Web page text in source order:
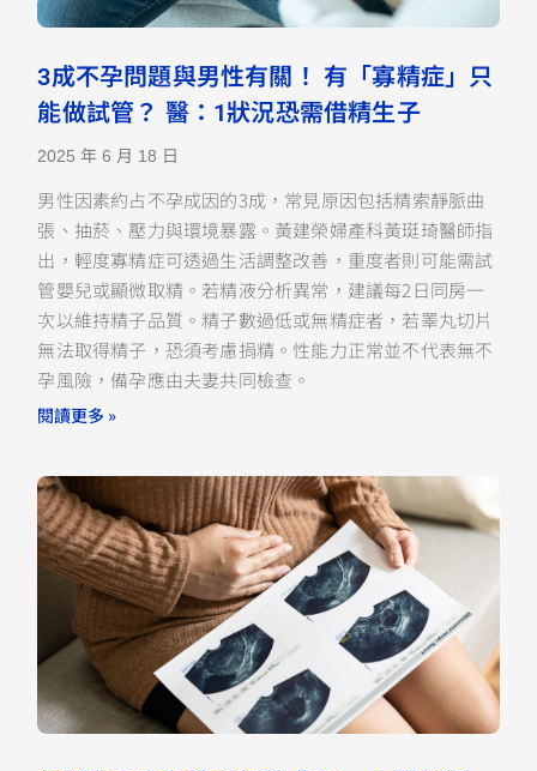
3成不孕問題與男性有關！ 有「寡精症」只
能做試管？ 醫：1狀況恐需借精生子
2025 年 6 月 18 日
男性因素約占不孕成因的3成，常見原因包括精索靜脈曲
張、抽菸、壓力與環境暴露。黃建榮婦產科黃珽琦醫師指
出，輕度寡精症可透過生活調整改善，重度者則可能需試
管嬰兒或顯微取精。若精液分析異常，建議每2日同房一
次以維持精子品質。精子數過低或無精症者，若睪丸切片
無法取得精子，恐須考慮捐精。性能力正常並不代表無不
孕風險，備孕應由夫妻共同檢查。
閱讀更多 »